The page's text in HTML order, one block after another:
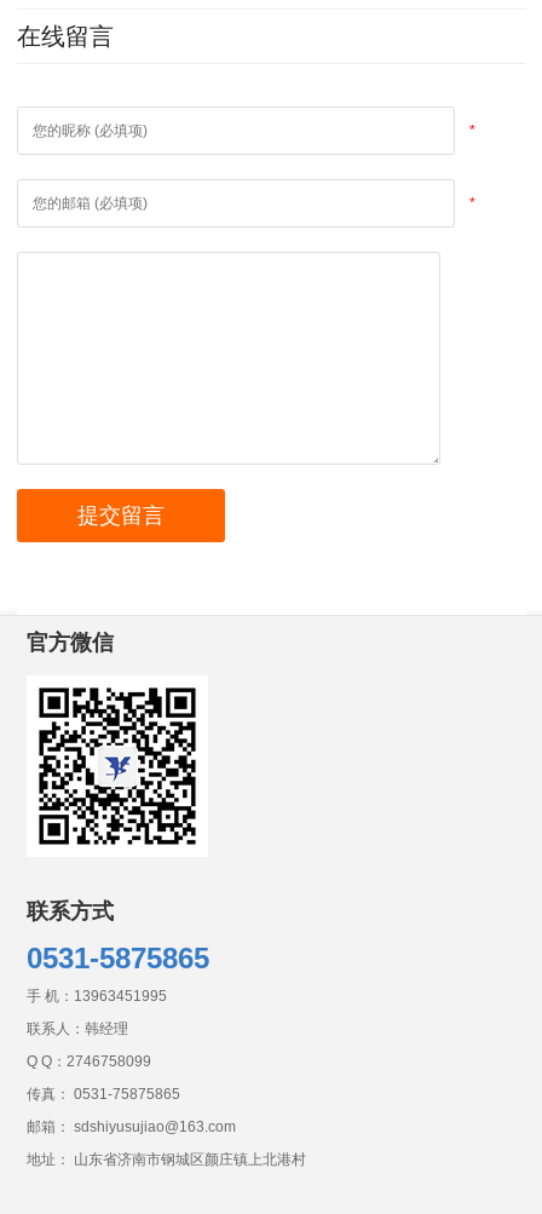
在线留言
*
*
官方微信
联系方式
0531-5875865
手 机： 13963451995
联系人：韩经理
Q Q： 2746758099
传真： 0531-75875865
邮箱： sdshiyusujiao@163.com
地址： 山东省济南市钢城区颜庄镇上北港村